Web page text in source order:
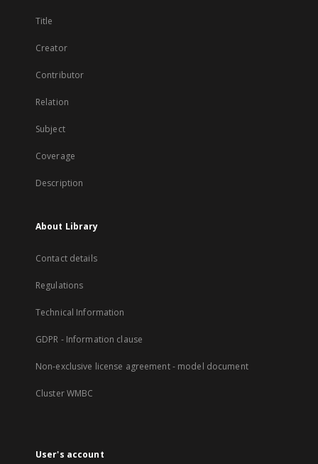
Title
Creator
Contributor
Relation
Subject
Coverage
Description
About Library
Contact details
Regulations
Technical Information
GDPR - Information clause
Non-exclusive license agreement - model document
Cluster WMBC
User's account